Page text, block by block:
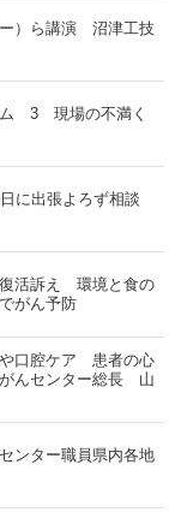
）ら講演 沼津工技
ム 3 現場の不満く
に出張よろず相談
活訴え 環境と食の
がん予防
や口腔ケア 患者の心
んセンター総長 山
ンター職員県内各地